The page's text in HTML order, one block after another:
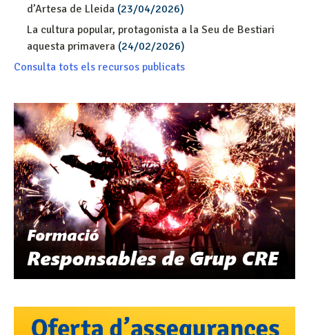
d’Artesa de Lleida (23/04/2026)
La cultura popular, protagonista a la Seu de Bestiari
aquesta primavera (24/02/2026)
Consulta tots els recursos publicats